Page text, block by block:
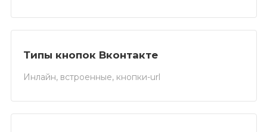
Типы кнопок Вконтакте
Инлайн, встроенные, кнопки-url